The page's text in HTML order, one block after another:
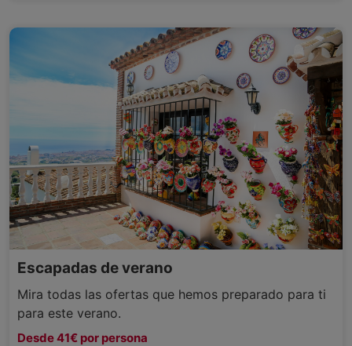
Escapadas de verano
Mira todas las ofertas que hemos preparado para ti
para este verano.
Desde 41€ por persona